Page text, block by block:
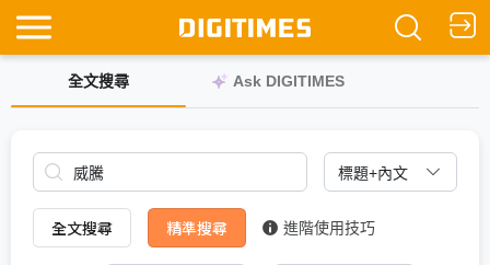
全文搜尋 Ask DIGITIMES
全文搜尋 精準搜尋 進階使用技巧